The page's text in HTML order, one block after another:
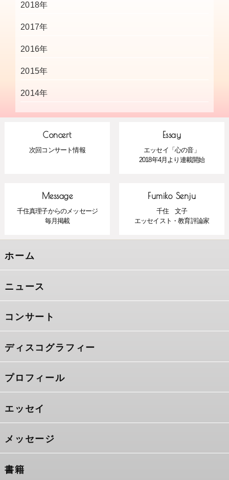
2018年
2017年
2016年
2015年
2014年
Concert
次回コンサート情報
Essay
エッセイ「心の音」
2018年4月より連載開始
Message
千住真理子からのメッセージ
毎月掲載
Fumiko Senju
千住 文子
エッセイスト・教育評論家
ホーム
ニュース
コンサート
ディスコグラフィー
プロフィール
エッセイ
メッセージ
書籍